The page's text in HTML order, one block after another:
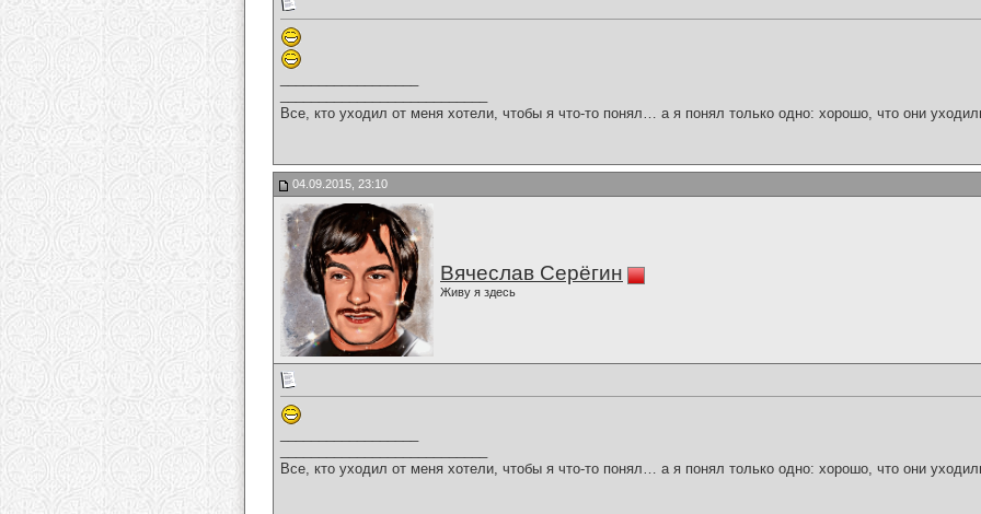
Все, кто уходил от меня хотели, чтобы я что-то понял… а я понял только одно: хорошо, что они
04.09.2015, 23:10
Вячеслав Серёгин
Живу я здесь
Все, кто уходил от меня хотели, чтобы я что-то понял… а я понял только одно: хорошо, что они